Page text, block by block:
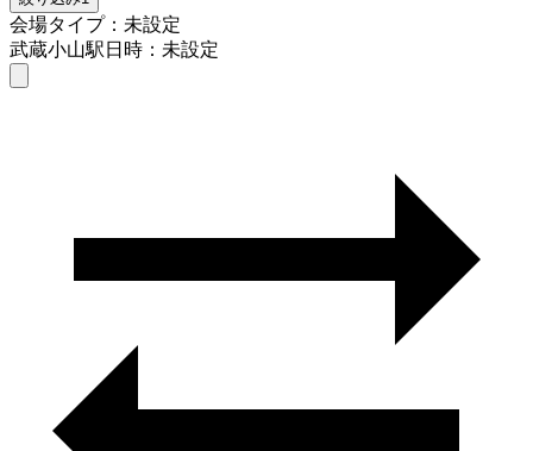
会場タイプ：未設定
武蔵小山駅日時：未設定